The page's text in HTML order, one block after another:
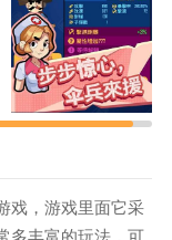
戏，游戏里面它采
多丰富的玩法，可